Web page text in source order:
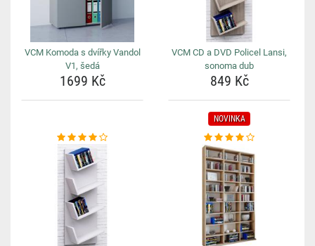
VCM Komoda s dvířky Vandol
V1, šedá
1699 Kč
VCM CD a DVD Policel Lansi,
sonoma dub
849 Kč
NOVINKA